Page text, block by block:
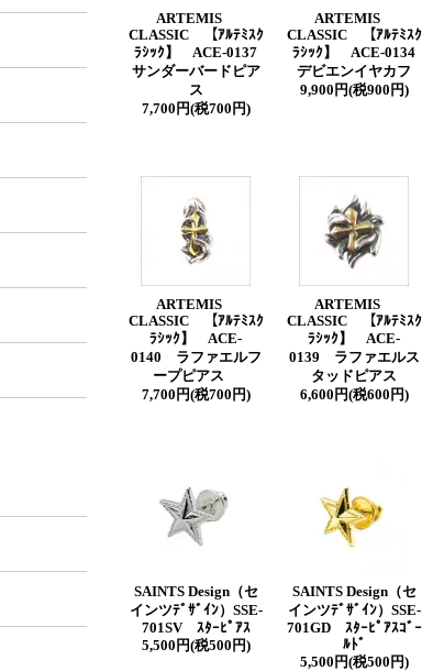
ARTEMIS
CLASSIC 【ｱﾙﾃﾐｽｸ
ﾗｼｯｸ】 ACE-0137
サンダーバードピア
ス
7,700円(税700円)
ARTEMIS
CLASSIC 【ｱﾙﾃﾐｽｸ
ﾗｼｯｸ】 ACE-0134
デビエンイヤカフ
9,900円(税900円)
ARTEMIS
CLASSIC 【ｱﾙﾃﾐｽｸ
ﾗｼｯｸ】 ACE-
0140 ラファエルフ
ープピアス
7,700円(税700円)
ARTEMIS
CLASSIC 【ｱﾙﾃﾐｽｸ
ﾗｼｯｸ】 ACE-
0139 ラファエルス
タッドピアス
6,600円(税600円)
SAINTS Design（セ
インツﾃﾞｻﾞｲﾝ）SSE-
701SV ｽﾀｰﾋﾟｱｽ
5,500円(税500円)
SAINTS Design（セ
インツﾃﾞｻﾞｲﾝ）SSE-
701GD ｽﾀｰﾋﾟｱｽｺﾞｰ
ﾙﾄﾞ
5,500円(税500円)